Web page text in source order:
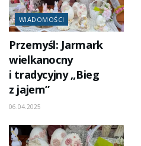
WIADOMOŚCI
Przemyśl: Jarmark
wielkanocny
i tradycyjny „Bieg
z jajem”
06.04.2025